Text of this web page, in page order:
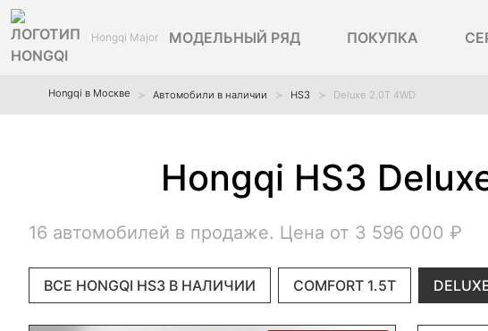
Hongqi Major МОДЕЛЬНЫЙ РЯД ПОКУПКА
Hongqi в Москве Автомобили в наличии HS3 Deluxe 2.0T 4WD
Hongqi HS3
16 автомобилей в продаже. Цена от 3 596 000 ₽
ВСЕ HONGQI HS3 В НАЛИЧИИ COMFORT 1.5T